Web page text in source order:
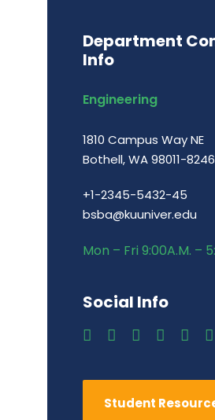
Department
Info
Engineering
1810 Campus Way NE
Bothell, WA 98011-8246
+1-2345-5432-45
bsba@kuuniver.edu
Mon – Fri 9:00A.M. –
Social Info
Student